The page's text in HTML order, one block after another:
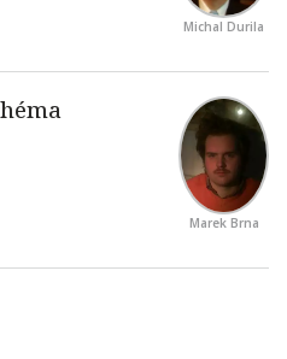
Michal Durila
Marek Brna